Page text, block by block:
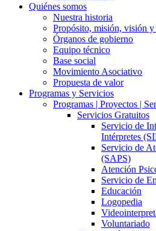
Quiénes somos
Nuestra historia
Propósito, misión, visión y
Órganos de gobierno
Equipo técnico
Base social
Movimiento Asociativo
Propuesta de valor
Programas y Servicios
Programas | Proyectos |
Servicios Gratuitos
Servicio de
Intérpretes
Servicio de
(SAPS)
Atención
Servicio de
Educación
Logopedia
Voluntariado